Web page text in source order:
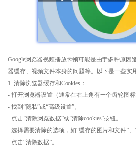
Google浏览器视频播放卡顿可能是由于多种原因
器缓存、视频文件本身的问题等。以下是一些实
1. 清除浏览器缓存和Cookies：
- 打开浏览器设置（通常在右上角有一个齿轮图标
- 找到“隐私”或“高级设置”。
- 点击“清除浏览数据”或“清除cookies”按钮。
- 选择需要清除的选项，如“缓存的图片和文件”、“
- 点击“清除数据”。